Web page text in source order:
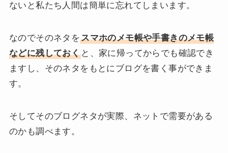
ないと私たち人間は簡単に忘れてしまいます。
なのでそのネタをスマホのメモ帳や手書きのメモ帳
などに残しておく と、家に帰ってからでも確認でき
ますし、そのネタをもとにブログを書く事ができま
す。
そしてそのブログネタが実際、ネットで需要がある
のかも調べます。